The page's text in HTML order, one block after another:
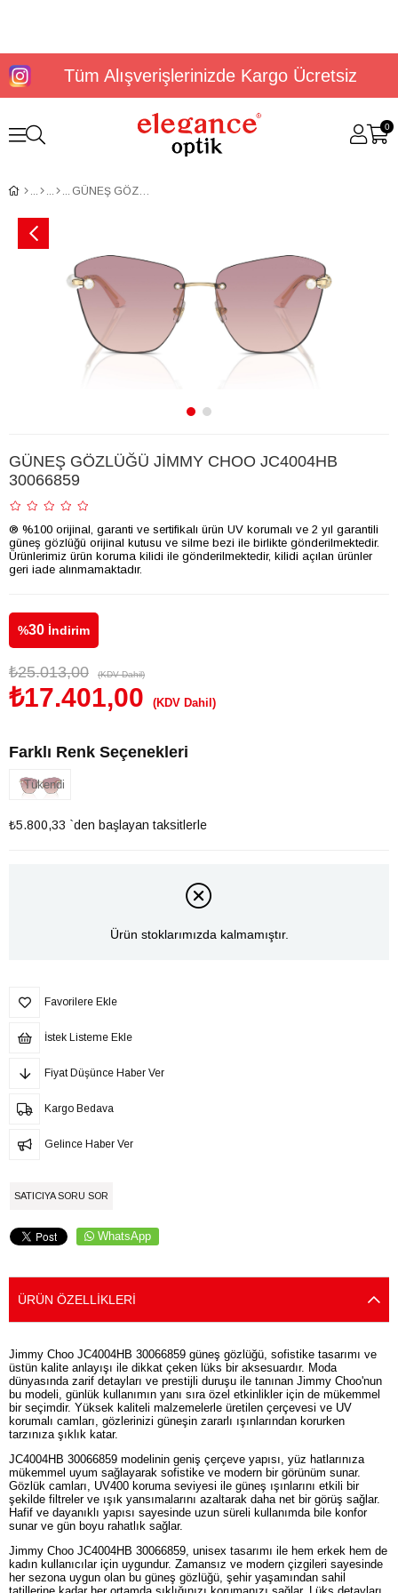
Tüm Alışverişlerinizde Kargo Ücretsiz
0
GÜNEŞ GÖZLÜĞÜ JİMMY CHOO JC4004HB 30066859
GÜNEŞ GÖZLÜĞÜ JİMMY CHOO JC4004HB
30066859
® %100 orijinal, garanti ve sertifikalı ürün UV korumalı ve 2 yıl garantili
güneş gözlüğü orijinal kutusu ve silme bezi ile birlikte gönderilmektedir.
Ürünlerimiz ürün koruma kilidi ile gönderilmektedir, kilidi açılan ürünler
geri iade alınmamaktadır.
%30 İndirim
₺25.013,00 (KDV Dahil)
₺17.401,00 (KDV Dahil)
Farklı Renk Seçenekleri
Tükendi
₺5.800,33 `den başlayan taksitlerle
Ürün stoklarımızda kalmamıştır.
Favorilere Ekle
İstek Listeme Ekle
Fiyat Düşünce Haber Ver
Kargo Bedava
Gelince Haber Ver
SATICIYA SORU SOR
WhatsApp
ÜRÜN ÖZELLIKLERI
Jimmy Choo JC4004HB 30066859 güneş gözlüğü, sofistike tasarımı ve
üstün kalite anlayışı ile dikkat çeken lüks bir aksesuardır. Moda
dünyasında zarif detayları ve prestijli duruşu ile tanınan Jimmy Choo'nun
bu modeli, günlük kullanımın yanı sıra özel etkinlikler için de mükemmel
bir seçimdir. Yüksek kaliteli malzemelerle üretilen çerçevesi ve UV
korumalı camları, gözlerinizi güneşin zararlı ışınlarından korurken
tarzınıza şıklık katar.
JC4004HB 30066859 modelinin geniş çerçeve yapısı, yüz hatlarınıza
mükemmel uyum sağlayarak sofistike ve modern bir görünüm sunar.
Gözlük camları, UV400 koruma seviyesi ile güneş ışınlarını etkili bir
şekilde filtreler ve ışık yansımalarını azaltarak daha net bir görüş sağlar.
Hafif ve dayanıklı yapısı sayesinde uzun süreli kullanımda bile konfor
sunar ve gün boyu rahatlık sağlar.
Jimmy Choo JC4004HB 30066859, unisex tasarımı ile hem erkek hem de
kadın kullanıcılar için uygundur. Zamansız ve modern çizgileri sayesinde
her sezona uygun olan bu güneş gözlüğü, şehir yaşamından sahil